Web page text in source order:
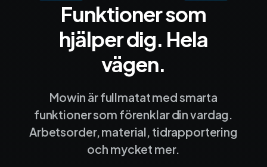
Funktioner som
hjälper dig. Hela
vägen.
Mowin är fullmatat med smarta
funktioner som förenklar din vardag.
Arbetsorder, material, tidrapportering
och mycket mer.